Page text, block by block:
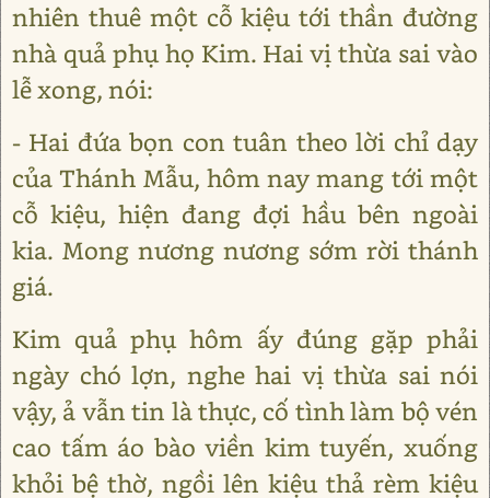
nhiên thuê một cỗ kiệu tới thần đường
nhà quả phụ họ Kim. Hai vị thừa sai vào
lễ xong, nói:
- Hai đứa bọn con tuân theo lời chỉ dạy
của Thánh Mẫu, hôm nay mang tới một
cỗ kiệu, hiện đang đợi hầu bên ngoài
kia. Mong nương nương sớm rời thánh
giá.
Kim quả phụ hôm ấy đúng gặp phải
ngày chó lợn, nghe hai vị thừa sai nói
vậy, ả vẫn tin là thực, cố tình làm bộ vén
cao tấm áo bào viền kim tuyến, xuống
khỏi bệ thờ, ngồi lên kiệu thả rèm kiệu